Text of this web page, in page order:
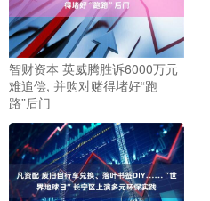
智财资本 英威腾胜诉6000万元
难追偿, 并购对赌得堵好“跑
路”后门